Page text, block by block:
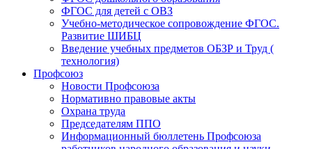
ФГОС для детей с ОВЗ
Учебно-методическое сопровождение ФГОС.
Развитие ШИБЦ
Введение учебных предметов ОБЗР и Труд (
технология)
Профсоюз
Новости Профсоюза
Нормативно правовые акты
Охрана труда
Председателям ППО
Информационный бюллетень Профсоюза